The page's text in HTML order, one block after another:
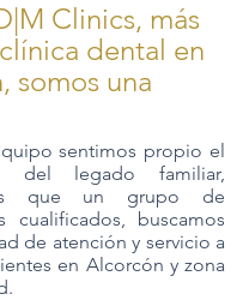
Clinics, más
dental en
somos una
sentimos propio el
del legado familiar,
que un grupo de
cualificados, buscamos
de atención y servicio a
en Alcorcón y zona